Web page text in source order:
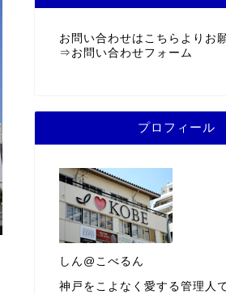
お問い合わせはこちらよりお
⇒ お問い合わせフォーム
プロフィール
しん@こべるん
神戸をこよなく愛する管理人